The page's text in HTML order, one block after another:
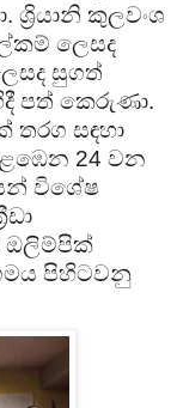
කුලවංශ
ලෙසද
සුගත්
පත් කෙරුණා.
සඳහා
24 වන
විශේෂ
ඔලිම්පික්
පිහිටවනු